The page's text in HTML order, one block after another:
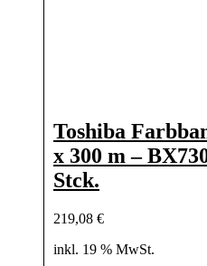
Toshiba
x 300 m –
Stck.
219,08 €
inkl. 19 % MwSt.